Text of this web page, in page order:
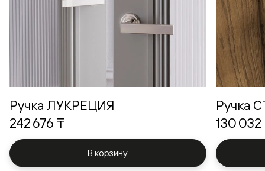
Ручка ЛУКРЕЦИЯ
242 676 ₸
В корзину
Ручка
130 032